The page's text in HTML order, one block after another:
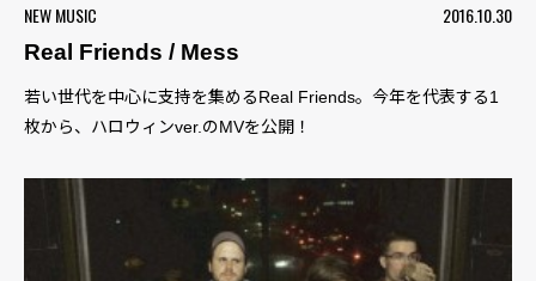
NEW MUSIC
2016.10.30
Real Friends / Mess
若い世代を中心に支持を集めるReal Friends。今年を代表する1
枚から、ハロウィンver.のMVを公開！